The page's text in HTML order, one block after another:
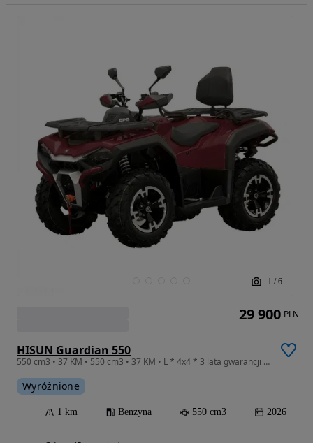
1 / 6
HISUN Guardian 550
550 cm3 • 37 KM • 550 cm3 • 37 KM • L * 4x4 * 3 lata gwarancji * Autoryzowany Dealer! *
Wyróżnione
1 km Benzyna 550 cm3 2026
29 900 PLN